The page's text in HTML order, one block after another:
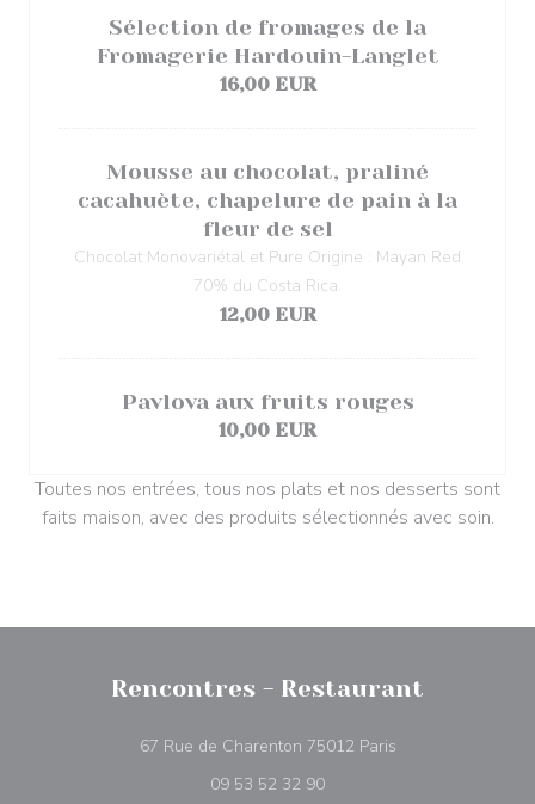
Sélection de fromages de la
Fromagerie Hardouin-Langlet
16,00 EUR
Mousse au chocolat, praliné
cacahuète, chapelure de pain à la
fleur de sel
Chocolat Monovariétal et Pure Origine : Mayan Red
70% du Costa Rica.
12,00 EUR
Pavlova aux fruits rouges
10,00 EUR
Toutes nos entrées, tous nos plats et nos desserts sont
faits maison, avec des produits sélectionnés avec soin.
Rencontres - Restaurant
67 Rue de Charenton 75012 Paris((在新窗口中打开))
09 53 52 32 90